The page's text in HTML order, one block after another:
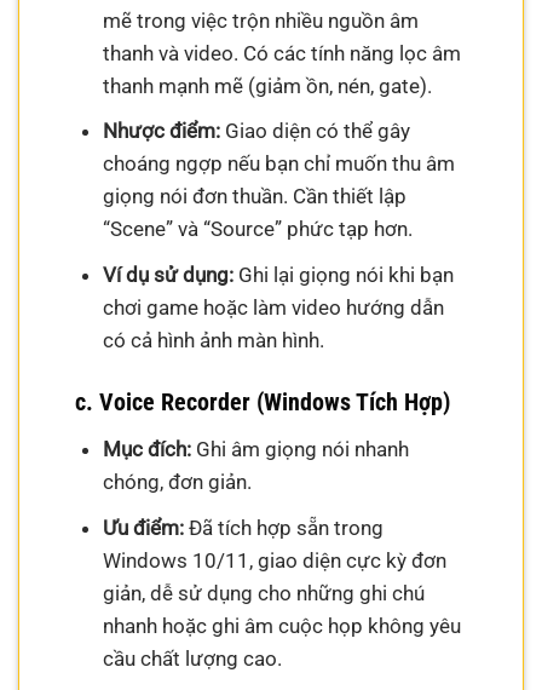
mẽ trong việc trộn nhiều nguồn âm
thanh và video. Có các tính năng lọc âm
thanh mạnh mẽ (giảm ồn, nén, gate).
Nhược điểm:Giao diện có thể gây
choáng ngợp nếu bạn chỉ muốn thu âm
giọng nói đơn thuần. Cần thiết lập
“Scene” và “Source” phức tạp hơn.
Ví dụ sử dụng:Ghi lại giọng nói khi bạn
chơi game hoặc làm video hướng dẫn
có cả hình ảnh màn hình.
c. Voice Recorder (Windows Tích Hợp)
Mục đích:Ghi âm giọng nói nhanh
chóng, đơn giản.
Ưu điểm:Đã tích hợp sẵn trong
Windows 10/11, giao diện cực kỳ đơn
giản, dễ sử dụng cho những ghi chú
nhanh hoặc ghi âm cuộc họp không yêu
cầu chất lượng cao.